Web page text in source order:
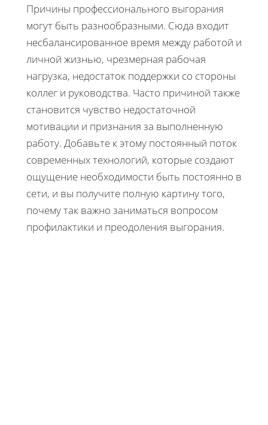
Причины профессионального выгорания
могут быть разнообразными. Сюда входит
несбалансированное время между работой и
личной жизнью, чрезмерная рабочая
нагрузка, недостаток поддержки со стороны
коллег и руководства. Часто причиной также
становится чувство недостаточной
мотивации и признания за выполненную
работу. Добавьте к этому постоянный поток
современных технологий, которые создают
ощущение необходимости быть постоянно в
сети, и вы получите полную картину того,
почему так важно заниматься вопросом
профилактики и преодоления выгорания.